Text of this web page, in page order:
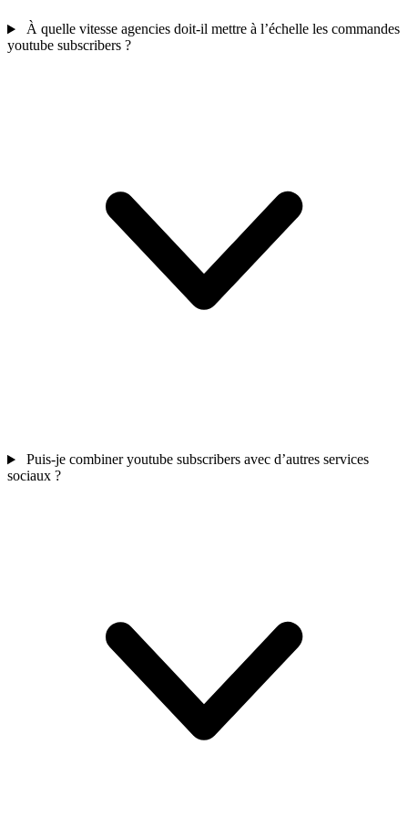
À quelle vitesse agencies doit-il mettre à l’échelle les commandes
youtube subscribers ?
Puis-je combiner youtube subscribers avec d’autres services
sociaux ?